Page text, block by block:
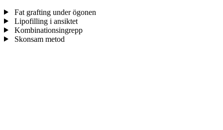
Fat grafting under ögonen
Lipofilling i ansiktet
Kombinationsingrepp
Skonsam metod